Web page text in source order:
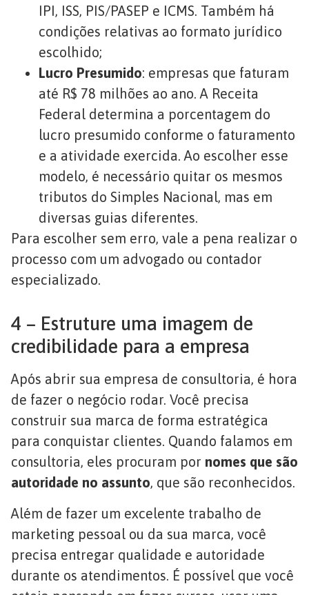
IPI, ISS, PIS/PASEP e ICMS. Também há
condições relativas ao formato jurídico
escolhido;
Lucro Presumido: empresas que faturam
até R$ 78 milhões ao ano. A Receita
Federal determina a porcentagem do
lucro presumido conforme o faturamento
e a atividade exercida. Ao escolher esse
modelo, é necessário quitar os mesmos
tributos do Simples Nacional, mas em
diversas guias diferentes.
Para escolher sem erro, vale a pena realizar o
processo com um advogado ou contador
especializado.
4 – Estruture uma imagem de
credibilidade para a empresa
Após abrir sua empresa de consultoria, é hora
de fazer o negócio rodar. Você precisa
construir sua marca de forma estratégica
para conquistar clientes. Quando falamos em
consultoria, eles procuram por nomes que são
autoridade no assunto, que são reconhecidos.
Além de fazer um excelente trabalho de
marketing pessoal ou da sua marca, você
precisa entregar qualidade e autoridade
durante os atendimentos. É possível que você